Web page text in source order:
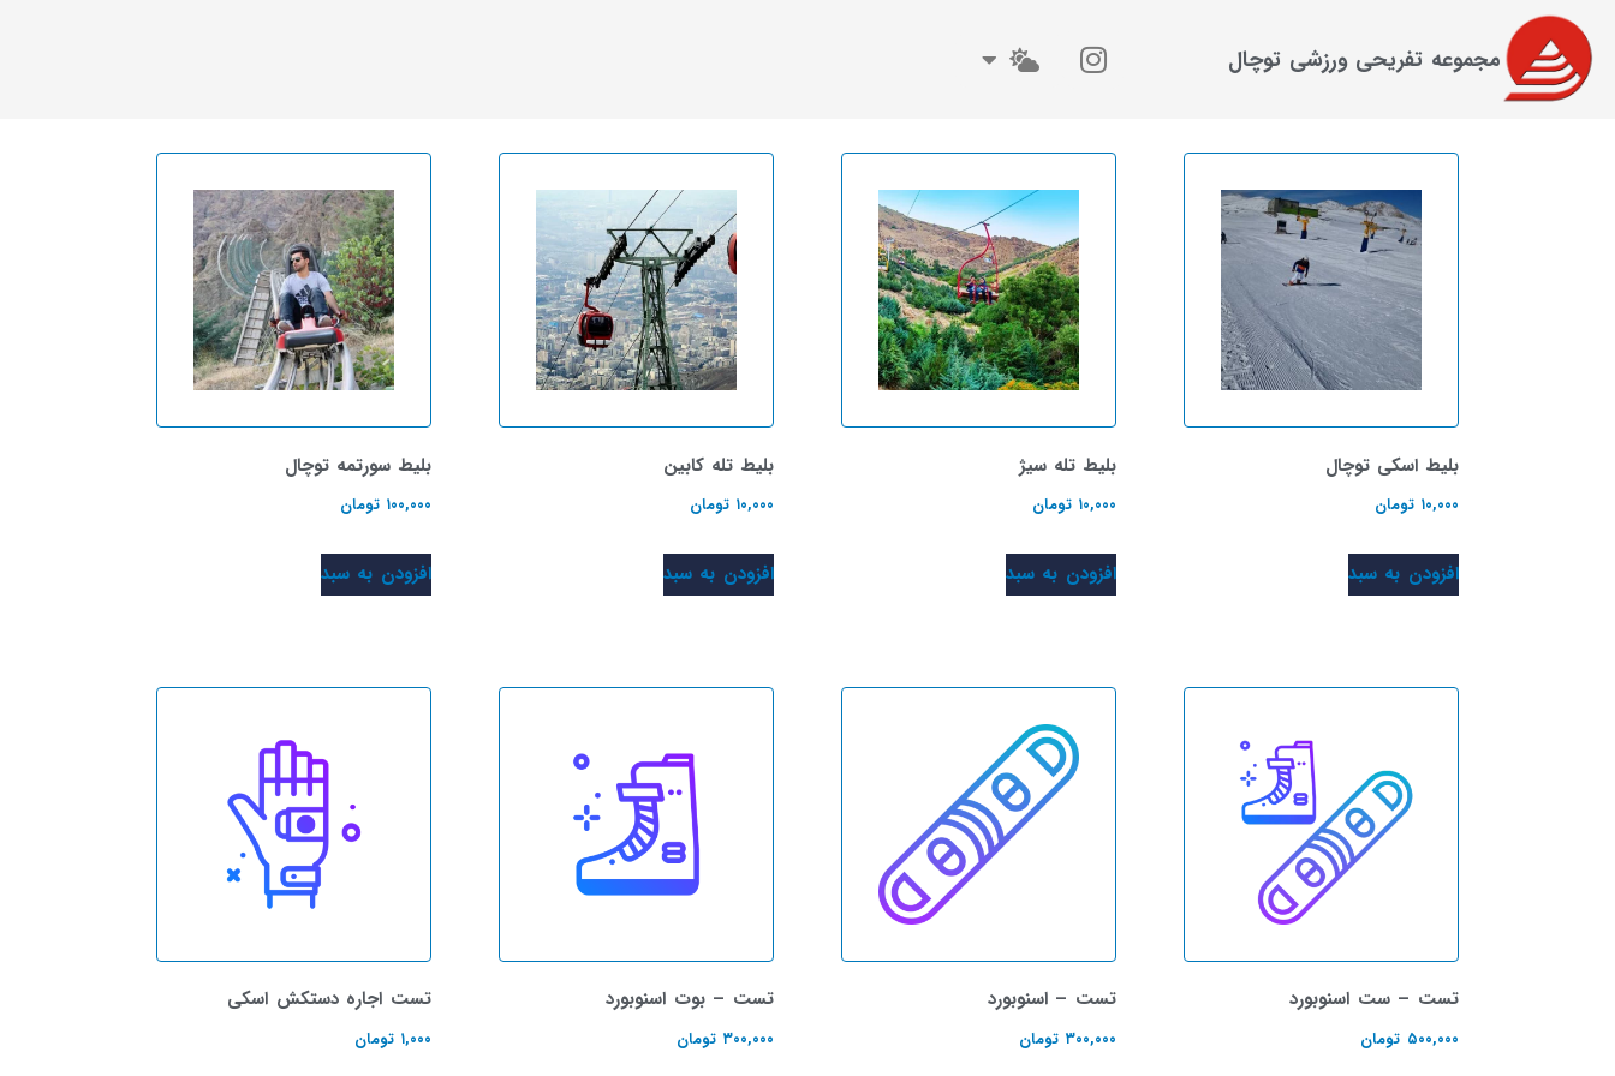
مجموعه تفریحی ورزشی توچال
بلیط اسکی توچال
۱۰,۰۰۰ تومان
افزودن به سبد
بلیط تله سیژ
۱۰,۰۰۰ تومان
افزودن به سبد
بلیط تله کابین
۱۰,۰۰۰ تومان
افزودن به سبد
بلیط سورتمه توچال
۱۰۰,۰۰۰ تومان
افزودن به سبد
تست – ست اسنوبورد
۵۰۰,۰۰۰ تومان
تست – اسنوبورد
۳۰۰,۰۰۰ تومان
تست – بوت اسنوبورد
۳۰۰,۰۰۰ تومان
تست اجاره دستکش اسکی
۱,۰۰۰ تومان